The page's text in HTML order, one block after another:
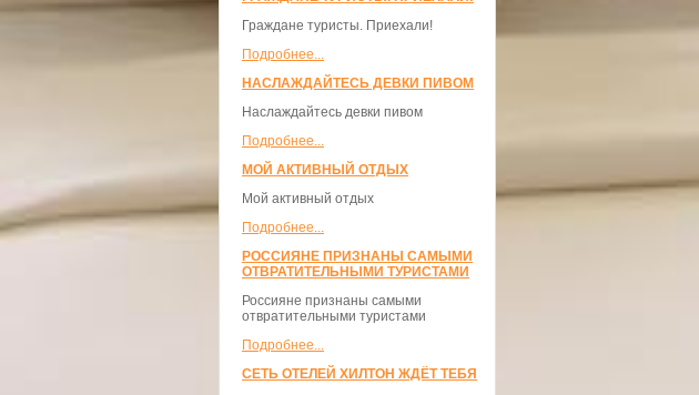
Граждане туристы. Приехали!
Подробнее...
НАСЛАЖДАЙТЕСЬ ДЕВКИ ПИВОМ
Наслаждайтесь девки пивом
Подробнее...
МОЙ АКТИВНЫЙ ОТДЫХ
Мой активный отдых
Подробнее...
РОССИЯНЕ ПРИЗНАНЫ САМЫМИ
ОТВРАТИТЕЛЬНЫМИ ТУРИСТАМИ
Россияне признаны самыми
отвратительными туристами
Подробнее...
СЕТЬ ОТЕЛЕЙ ХИЛТОН ЖДЁТ ТЕБЯ